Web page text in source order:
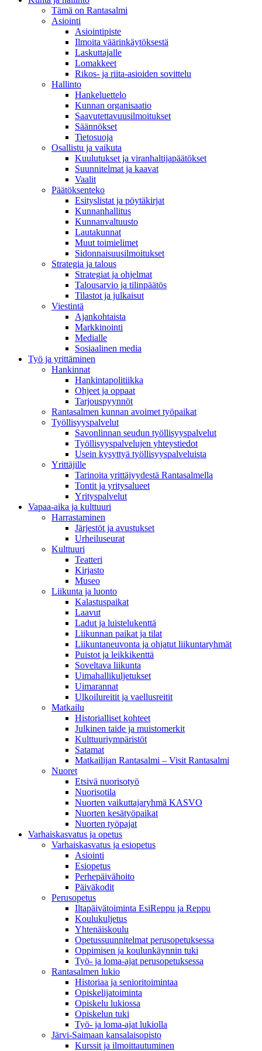
Tämä on Rantasalmi
Asiointi
Asiointipiste
Ilmoita väärinkäytöksestä
Laskuttajalle
Lomakkeet
Rikos- ja riita-asioiden sovittelu
Hallinto
Hankeluettelo
Kunnan organisaatio
Saavutettavuusilmoitukset
Säännökset
Tietosuoja
Osallistu ja vaikuta
Kuulutukset ja viranhaltijapäätökset
Suunnitelmat ja kaavat
Vaalit
Päätöksenteko
Esityslistat ja pöytäkirjat
Kunnanhallitus
Kunnanvaltuusto
Lautakunnat
Muut toimielimet
Sidonnaisuusilmoitukset
Strategia ja talous
Strategiat ja ohjelmat
Talousarvio ja tilinpäätös
Tilastot ja julkaisut
Viestintä
Ajankohtaista
Markkinointi
Medialle
Sosiaalinen media
Työ ja yrittäminen
Hankinnat
Hankintapolitiikka
Ohjeet ja oppaat
Tarjouspyynnöt
Rantasalmen kunnan avoimet työpaikat
Työllisyyspalvelut
Savonlinnan seudun työllisyyspalvelut
Työllisyyspalvelujen yhteystiedot
Usein kysyttyä työllisyyspalveluista
Yrittäjille
Tarinoita yrittäjyydestä Rantasalmella
Tontit ja yritysalueet
Yrityspalvelut
Vapaa-aika ja kulttuuri
Harrastaminen
Järjestöt ja avustukset
Urheiluseurat
Kulttuuri
Teatteri
Kirjasto
Museo
Liikunta ja luonto
Kalastuspaikat
Laavut
Ladut ja luistelukenttä
Liikunnan paikat ja tilat
Liikuntaneuvonta ja ohjatut liikuntaryhmät
Puistot ja leikkikenttä
Soveltava liikunta
Uimahallikuljetukset
Uimarannat
Ulkoilureitit ja vaellusreitit
Matkailu
Historialliset kohteet
Julkinen taide ja muistomerkit
Kulttuuriympäristöt
Satamat
Matkailijan Rantasalmi – Visit Rantasalmi
Nuoret
Etsivä nuorisotyö
Nuorisotila
Nuorten vaikuttajaryhmä KASVO
Nuorten kesätyöpaikat
Nuorten työpajat
Varhaiskasvatus ja opetus
Varhaiskasvatus ja esiopetus
Asiointi
Esiopetus
Perhepäivähoito
Päiväkodit
Perusopetus
Iltapäivätoiminta EsiReppu ja Reppu
Koulukuljetus
Yhtenäiskoulu
Opetussuunnitelmat perusopetuksessa
Oppimisen ja koulunkäynnin tuki
Työ- ja loma-ajat perusopetuksessa
Rantasalmen lukio
Historiaa ja senioritoimintaa
Opiskelijatoiminta
Opiskelu lukiossa
Opiskelun tuki
Työ- ja loma-ajat lukiolla
Järvi-Saimaan kansalaisopisto
Kurssit ja ilmoittautuminen